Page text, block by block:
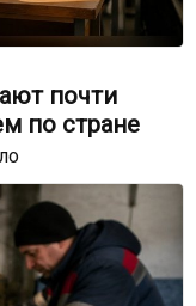
почти
по стране